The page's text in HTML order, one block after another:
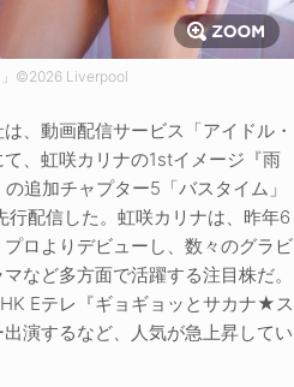
」©2026 Liverpool
、動画配信サービス「アイドル・
、虹咲カリナの1stイメージ『雨
追加チャプター5「バスタイム」
行配信した。虹咲カリナは、昨年6
ロよりデビューし、数々のグラビ
など多方面で活躍する注目株だ。
Eテレ『ギョギョッとサカナ★ス
演するなど、人気が急上昇してい